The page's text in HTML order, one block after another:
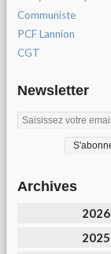
Communiste
PCF Lannion
CGT
Newsletter
Archives
2026
2025